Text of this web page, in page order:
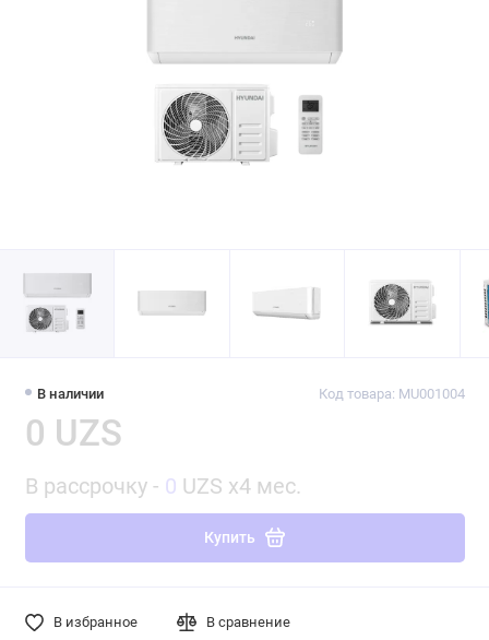
В наличии Код товара: MU001004
0 UZS
В рассрочку - 0 UZS x4 мес.
Купить
В избранное В сравнение